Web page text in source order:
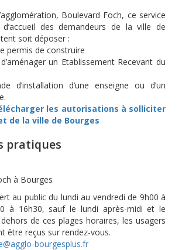
Boulevard Foch, ce service
des demandeurs de la ville de
soit déposer :
permis de construire
un Etablissement Recevant du
d’une enseigne ou d’un
les autorisations à solliciter
de la ville de Bourges
pratiques
à Bourges
au public du lundi au vendredi de 9h00 à
à 16h30, sauf le lundi après-midi et le
de ces plages horaires, les usagers
être reçus sur rendez-vous.
bourgesplus.fr